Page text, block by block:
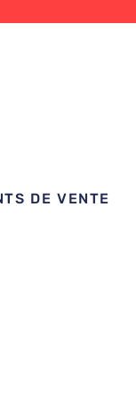
DE VENTE